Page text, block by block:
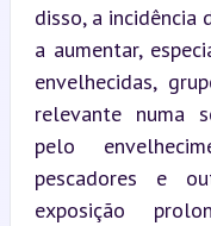
disso, a
a aumentar,
envelhecidas,
relevante numa
pelo
pescadores e
exposição